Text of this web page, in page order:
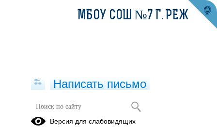
МБОУ СОШ №7 Г. РЕЖ
Написать письмо
Версия для слабовидящих